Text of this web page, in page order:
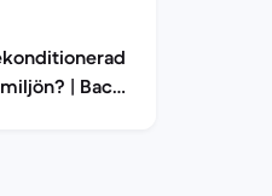
| Back